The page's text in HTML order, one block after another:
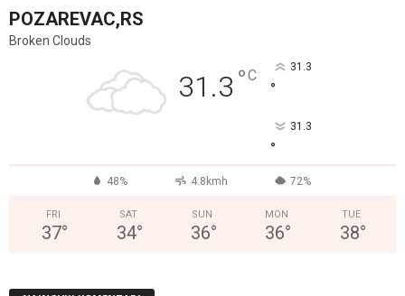
POZAREVAC,RS
Broken Clouds
31.3 °C 31.3
°
31.3
°
48% 4.8kmh 72%
FRI
37°
SAT
34°
SUN
36°
MON
36°
TUE
38°